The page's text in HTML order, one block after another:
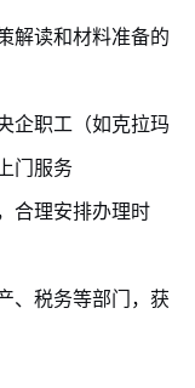
解读和材料准备的
企职工（如克拉玛
门服务
合理安排办理时
、税务等部门，获